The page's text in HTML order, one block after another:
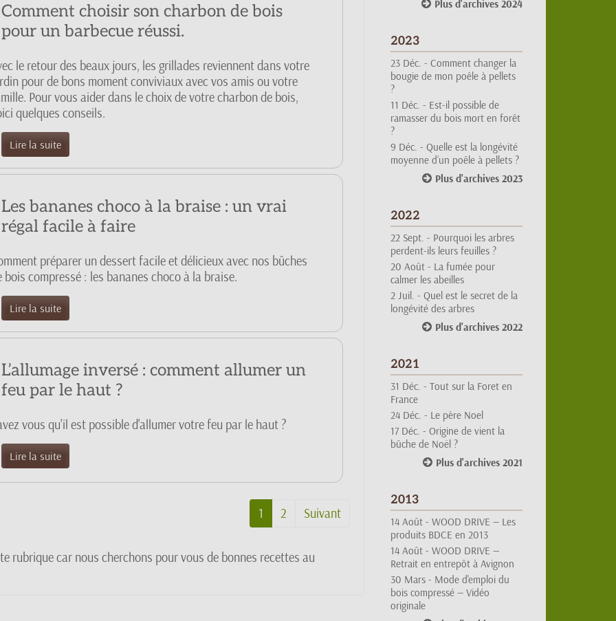
Comment choisir son charbon de bois
pour un barbecue réussi.
le retour des beaux jours, les grillades reviennent dans votre
pour de bons moment conviviaux avec vos amis ou votre
Pour vous aider dans le choix de votre charbon de bois,
quelques conseils.
Lire la suite
Les bananes choco à la braise : un vrai
régal facile à faire
préparer un dessert facile et délicieux avec nos bûches
bois compressé : les bananes choco à la braise.
Lire la suite
L’allumage inversé : comment allumer un
feu par le haut ?
vous qu'il est possible d'allumer votre feu par le haut ?
Lire la suite
1 2 Suivant
rubrique car nous cherchons pour vous de bonnes recettes au
23 Déc. -Comment changer la
bougie de mon poêle à pellets
?
11 Déc. -
ramasser du bois mort en forêt
?
9 Déc. -
moyenne d’un poêle à pellets ?
Plus d'archives 2023
22 Sept. -Pourquoi les arbres
perdent-ils leurs feuilles ?
20 Août -La fumée pour
calmer les abeilles
2 Juil. -Quel est le secret de la
longévité des arbres
Plus d'archives 2022
31 Déc. -Tout sur la Foret en
France
24 Déc. -
17 Déc. - Origine de vient la
bûche de Noël ?
Plus d'archives 2021
14 Août -WOOD DRIVE — Les
produits BDCE en 2013
14 Août -WOOD DRIVE —
Retrait en entrepôt à Avignon
30 Mars -Mode d'emploi du
bois compressé — Vidéo
originale